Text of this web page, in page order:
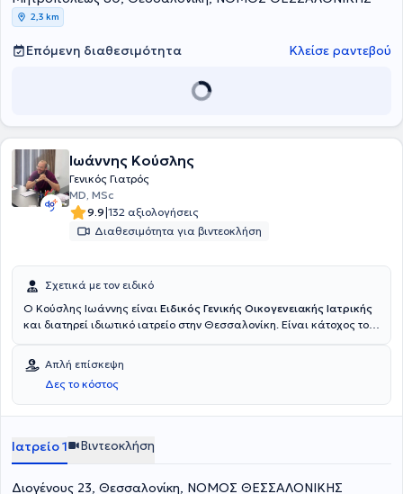
2,3 km
Επόμενη διαθεσιμότητα Κλείσε ραντεβού
Ιωάννης Κούσλης
Γενικός Γιατρός
MD, MSc
9.9|132 αξιολογήσεις
Διαθεσιμότητα για βιντεοκλήση
Σχετικά με τον ειδικό
O Κούσλης Ιωάννης είναι Ειδικός Γενικής Οικογενειακής Ιατρικής
και διατηρεί ιδιωτικό ιατρείο στην Θεσσαλονίκη. Είναι κάτοχος του
Αθλητιατρική καθώς και Μετεκπαίδευσης στην Επείγουσα Ιατρική
Προνοσοκομειακή Φροντίδα.Στο ιατρείο του παρέχονται υπηρεσίες
ολοκληρωμένης φροντίδας σε χρόνια νοσήματα (Σακχαρώδης
Διαβήτης, Αρτηριακή
Προληπτικής Ιατρικής,Επειγόντων Περιστατικών, Επισκέψεις Κατ'
Οίκον, Εμβολιασμοί,Συνταγογράφηση Φαρμάκων & Εξετάσεων
Απαγωγής,Καρδιογράφημα, Μικροχειρουργικά , Τραύματα |
Απλή επίσκεψη
Δες το κόστος
Ιατρείο 1 Βιντεοκλήση
Διογένους 23, Θεσσαλονίκη, ΝΟΜΟΣ ΘΕΣΣΑΛΟΝΙΚΗΣ